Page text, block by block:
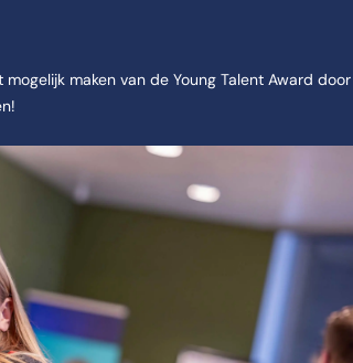
mogelijk maken van de Young Talent Award door